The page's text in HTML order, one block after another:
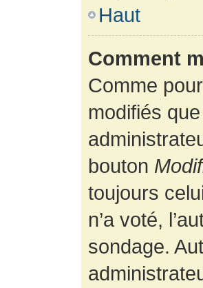
Haut
Comment
Comme
modifiés
bouton
toujours
n’a voté,
sondage.